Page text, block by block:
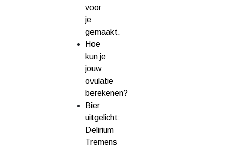
voor
je
gemaakt.
Hoe
kun je
jouw
ovulatie
berekenen?
Bier
uitgelicht:
Delirium
Tremens